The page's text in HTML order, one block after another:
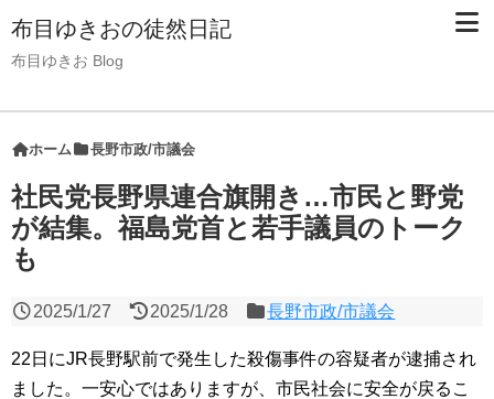
布目ゆきおの徒然日記
布目ゆきお Blog
ホーム 長野市政/市議会
社民党長野県連合旗開き…市民と野党
が結集。福島党首と若手議員のトーク
も
2025/1/27 2025/1/28 長野市政/市議会
22日にJR長野駅前で発生した殺傷事件の容疑者が逮捕され
ました。一安心ではありますが、市民社会に安全が戻るこ